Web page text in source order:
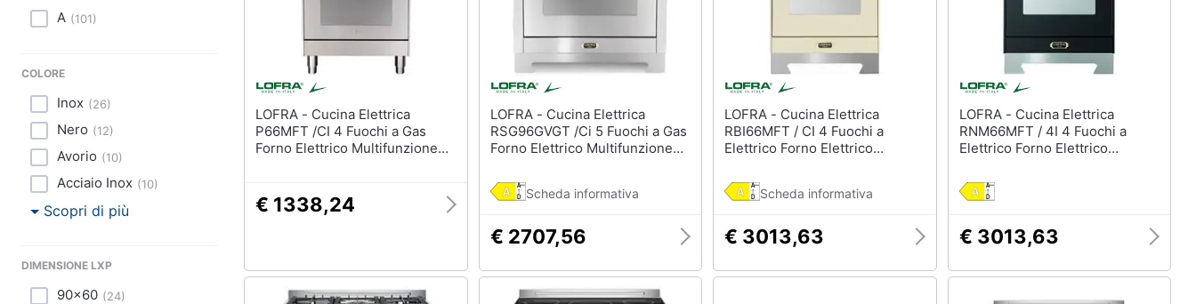
A (101)
COLORE
Inox (26)
Nero (12)
Avorio (10)
Acciaio Inox (10)
Scopri di più
DIMENSIONE LXP
90x60 (24)
LOFRA - Cucina Elettrica
P66MFT /CI 4 Fuochi a Gas
Forno Elettrico Multifunzione
Acciaio inox
€ 1338,24
LOFRA - Cucina Elettrica
RSG96GVGT /Ci 5 Fuochi a Gas
Forno Elettrico Multifunzione
Dimensioni 90 x 60 cm Colore
Inox
Scheda informativa
€ 2707,56
LOFRA - Cucina Elettrica
RBI66MFT / CI 4 Fuochi a
Elettrico Forno Elettrico
Classe A Dimensioni 60 x 60
cm Colore Inox Serie Concerto
Scheda informativa
€ 3013,63
LOFRA - Cucina Elettrica
RNM66MFT / 4I 4 Fuochi a
Elettrico Forno Elettrico
Classe A Dimensioni 60 x 60
cm Colore Nero
€ 3013,63